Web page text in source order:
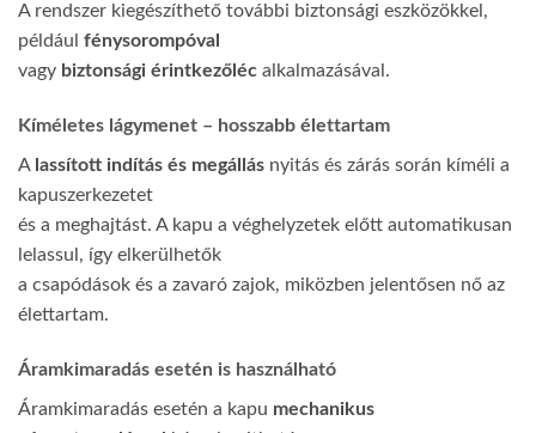
A rendszer kiegészíthető további biztonsági eszközökkel,
például fénysorompóval
vagy biztonsági érintkezőléc alkalmazásával.
Kíméletes lágymenet – hosszabb élettartam
A lassított indítás és megállás nyitás és zárás során kíméli a
kapuszerkezetet
és a meghajtást. A kapu a véghelyzetek előtt automatikusan
lelassul, így elkerülhetők
a csapódások és a zavaró zajok, miközben jelentősen nő az
élettartam.
Áramkimaradás esetén is használható
Áramkimaradás esetén a kapu mechanikus